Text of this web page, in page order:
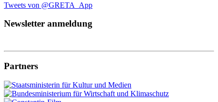
Tweets von @GRETA_App
Newsletter anmeldung
Partners